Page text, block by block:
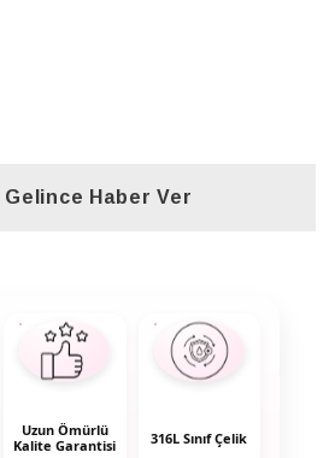
Haber Ver
Uzun Ömürlü
Kalite Garantisi
316L Sınıf Çelik